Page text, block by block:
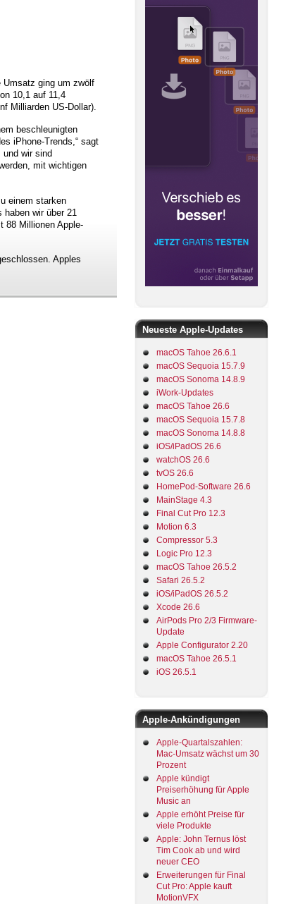
Umsatz ging um zwölf
10,1 auf 11,4
Milliarden US-Dollar).
beschleunigten
iPhone-Trends,“ sagt
wir sind
mit wichtigen
einem starken
wir über 21
88 Millionen Apple-
Apples
Neueste Apple-Updates
macOS Tahoe 26.6.1
macOS Sequoia 15.7.9
macOS Sonoma 14.8.9
iWork-Updates
macOS Tahoe 26.6
macOS Sequoia 15.7.8
macOS Sonoma 14.8.8
iOS/iPadOS 26.6
watchOS 26.6
tvOS 26.6
HomePod-Software 26.6
MainStage 4.3
Final Cut Pro 12.3
Motion 6.3
Compressor 5.3
Logic Pro 12.3
macOS Tahoe 26.5.2
Safari 26.5.2
iOS/iPadOS 26.5.2
Xcode 26.6
AirPods Pro 2/3 Firmware-
Update
Apple Configurator 2.20
macOS Tahoe 26.5.1
iOS 26.5.1
Apple-Ankündigungen
Apple-Quartalszahlen:
Mac-Umsatz wächst um 30
Prozent
Apple kündigt
Preiserhöhung für Apple
Music an
Apple erhöht Preise für
viele Produkte
Apple: John Ternus löst
Tim Cook ab und wird
neuer CEO
Erweiterungen für Final
Cut Pro: Apple kauft
MotionVFX